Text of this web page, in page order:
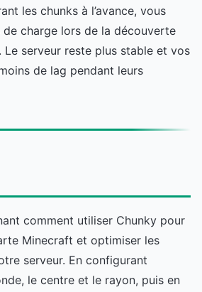
les chunks à l’avance, vous
charge lors de la découverte
Le serveur reste plus stable et vos
de lag pendant leurs
comment utiliser Chunky pour
Minecraft et optimiser les
serveur. En configurant
le centre et le rayon, puis en